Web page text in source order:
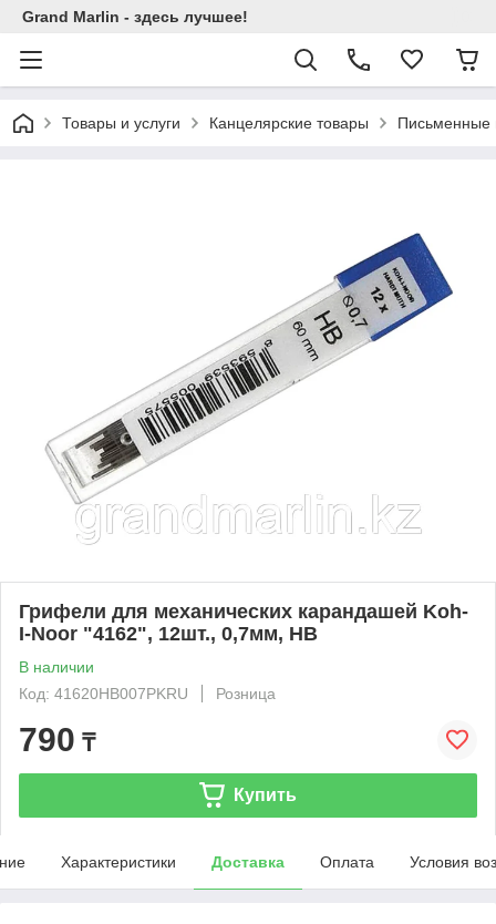
Grand Marlin - здесь лучшее!
Товары и услуги Канцелярские товары Письменные
Грифели для механических карандашей Koh-
I-Noor "4162", 12шт., 0,7мм, HB
В наличии
Код: 41620HB007PKRU
Розница
790 ₸
Купить
Характеристики Доставка Оплата Условия